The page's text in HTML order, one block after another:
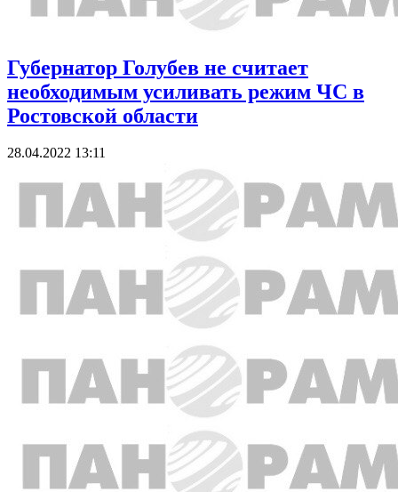
Губернатор Голубев не считает
необходимым усиливать режим ЧС в
Ростовской области
28.04.2022 13:11